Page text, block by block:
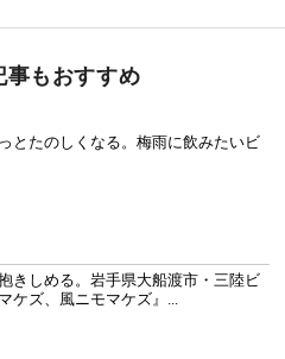
事もおすすめ
とたのしくなる。梅雨に飲みたいビ
きしめる。岩手県大船渡市・三陸ビ
ケズ、風ニモマケズ』...